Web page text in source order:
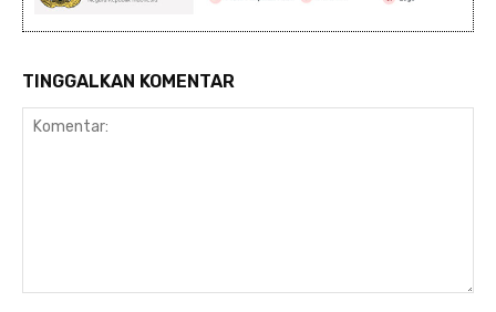
TINGGALKAN KOMENTAR